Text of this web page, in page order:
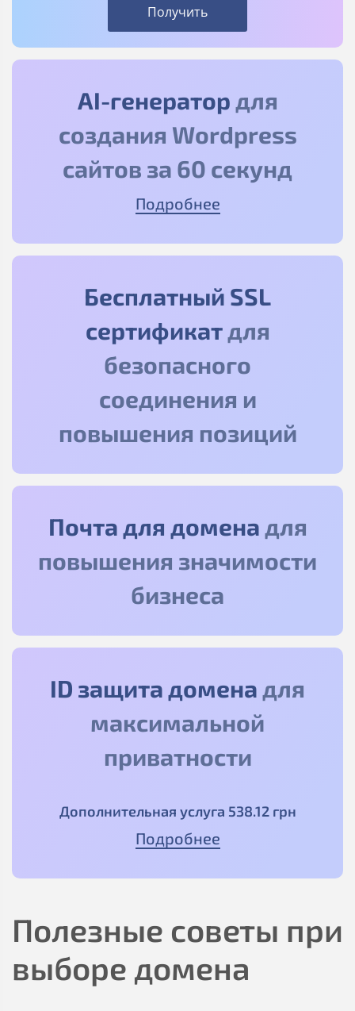
Получить
AI-генератордля
создания Wordpress
сайтов за 60 секунд
Подробнее
Бесплатный SSL
сертификатдля
безопасного
соединения и
повышения позиций
Почта для доменадля
повышения значимости
бизнеса
ID защита доменадля
максимальной
приватности
Дополнительная услуга 538.12грн
Подробнее
Полезные советы при
выборе домена